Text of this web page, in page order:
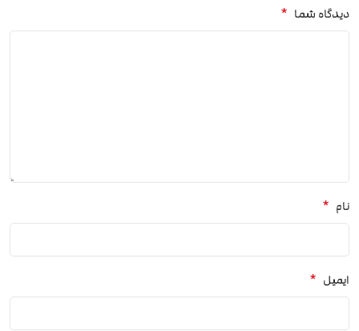
دیدگاه شما *
نام *
ایمیل *